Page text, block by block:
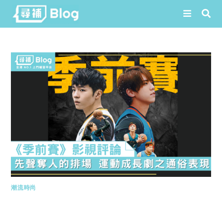
content
潮流時尚